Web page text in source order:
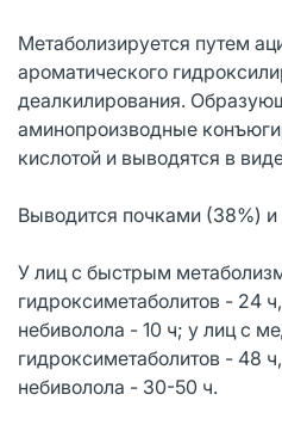
Метаболизируется путем
ароматического
деалкилирования.
аминопроизводные
кислотой и выводятся в
Выводится почками (38%)
У лиц с быстрым
гидроксиметаболитов - 24
небиволола - 10 ч; у лиц с
гидроксиметаболитов - 48
небиволола - 30-50 ч.